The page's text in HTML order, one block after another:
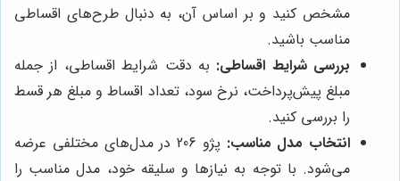
مشخص کنید و بر اساس آن، به دنبال طرح‌های اقساطی
مناسب باشید.
بررسی شرایط اقساطی: به دقت شرایط اقساطی، از جمله
مبلغ پیش‌پرداخت، نرخ سود، تعداد اقساط و مبلغ هر قسط
را بررسی کنید.
انتخاب مدل مناسب:
پژو 206 در مدل‌های مختلفی عرضه
می‌شود. با توجه به نیازها و سلیقه خود، مدل مناسب را